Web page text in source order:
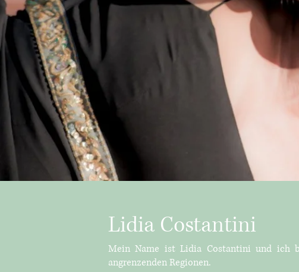
Lidia Costantini
Mein Name ist Lidia Costantini und ich
angrenzenden Regionen.